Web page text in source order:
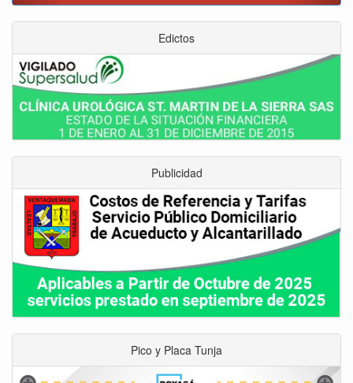
Edictos
Publicidad
Pico y Placa Tunja